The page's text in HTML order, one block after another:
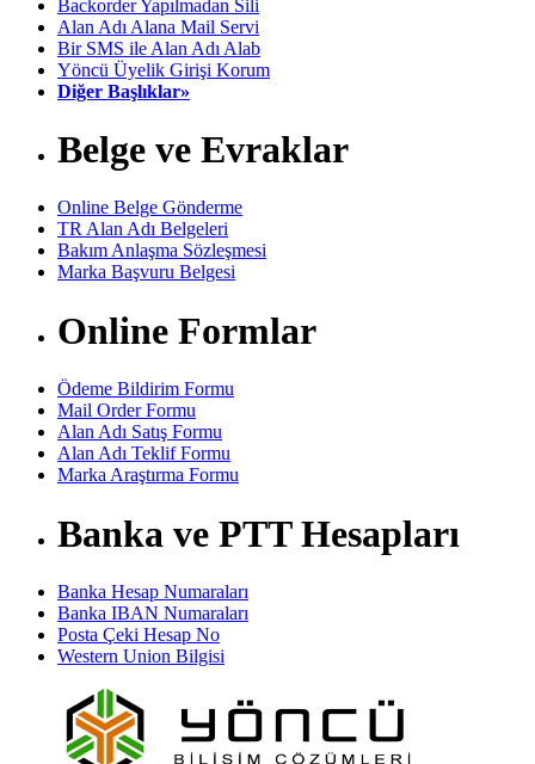
Backorder Yapılmadan Sili
Alan Adı Alana Mail Servi
Bir SMS ile Alan Adı Alab
Yöncü Üyelik Girişi Korum
Diğer Başlıklar»
Belge ve Evraklar
Online Belge Gönderme
TR Alan Adı Belgeleri
Bakım Anlaşma Sözleşmesi
Marka Başvuru Belgesi
Online Formlar
Ödeme Bildirim Formu
Mail Order Formu
Alan Adı Satış Formu
Alan Adı Teklif Formu
Marka Araştırma Formu
Banka ve PTT Hesapları
Banka Hesap Numaraları
Banka IBAN Numaraları
Posta Çeki Hesap No
Western Union Bilgisi